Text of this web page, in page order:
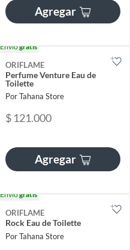
Agregar
Envíogratis
ORIFLAME
Perfume Venture Eau de
Toilette
Por Tahana Store
$ 121.000
Agregar
Envíogratis
ORIFLAME
Rock Eau de Toilette
Por Tahana Store